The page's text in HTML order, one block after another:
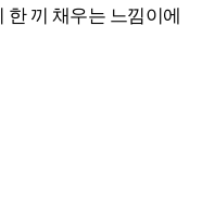
한 끼 채우는 느낌이에